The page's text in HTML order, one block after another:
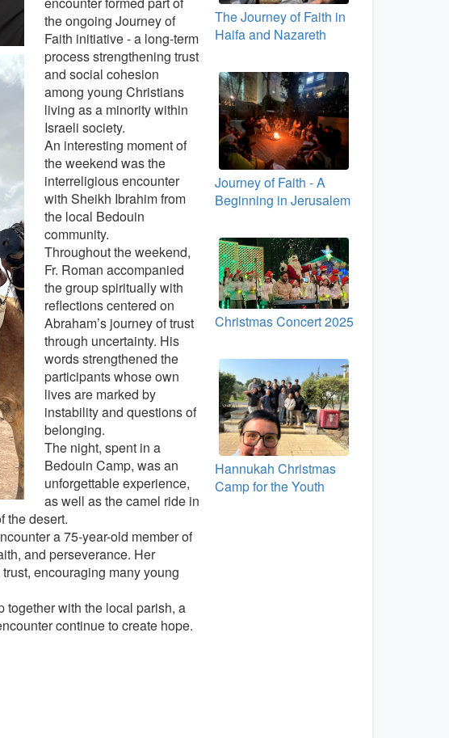
the ongoing Journey of
Faith initiative - a long-term
process strengthening trust
and social cohesion
among young Christians
living as a minority within
Israeli society.
An interesting moment of
the weekend was the
interreligious encounter
with Sheikh Ibrahim from
the local Bedouin
community.
Throughout the weekend,
Fr. Roman accompanied
the group spiritually with
reflections centered on
Abraham’s journey of trust
through uncertainty. His
words strengthened the
participants whose own
lives are marked by
instability and questions of
belonging.
The night, spent in a
Bedouin Camp, was an
unforgettable experience,
as well as the camel ride in
the desert.
a 75-year-old member of
and perseverance. Her
encouraging many young
with the local parish, a
continue to create hope.
The Journey of Faith in
Haifa and Nazareth
Journey of Faith - A
Beginning in Jerusalem
Christmas Concert 2025
Hannukah Christmas
Camp for the Youth